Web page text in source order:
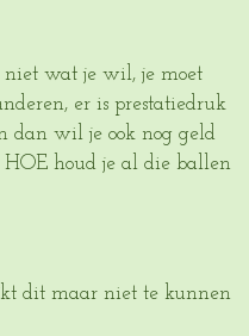
niet wat je wil, je moet
er is prestatiedruk
dan wil je ook nog geld
houd je al die ballen
dit maar niet te kunnen